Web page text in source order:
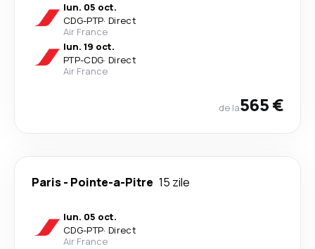
lun. 05 oct.
CDG-PTP· Direct
Air France
lun. 19 oct.
PTP-CDG· Direct
Air France
de la565 €
Paris- Pointe-a-Pitre 15 zile
lun. 05 oct.
CDG-PTP· Direct
Air France